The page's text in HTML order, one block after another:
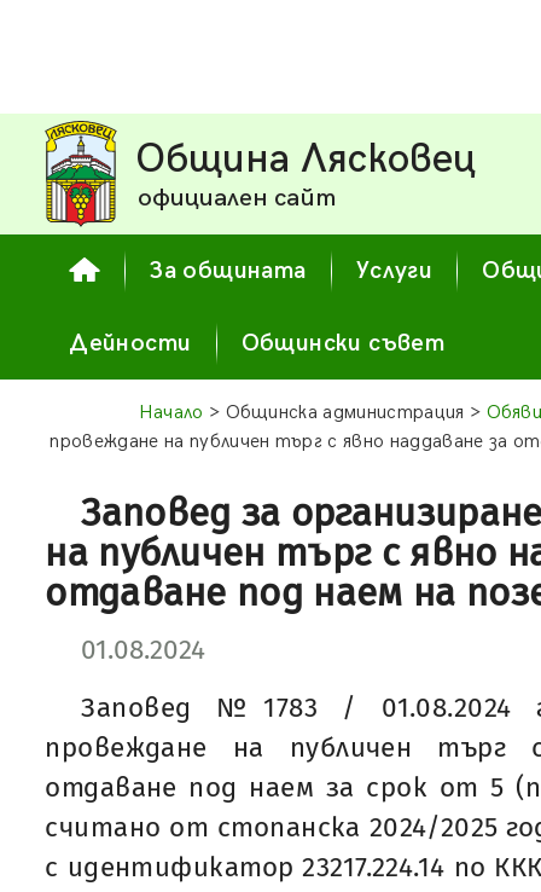
Община Лясковец
официален сайт
За общината Услуги
Дейности Общински съвет
Начало > Общинска администрация >
провеждане на публичен търг с явно наддаване за
Заповед за
на публичен търг с явно
отдаване под наем на
01.08.2024
Заповед №1783 / 01.08.2024
провеждане на публичен търг
отдаване под наем за срок от 5
считано от стопанска 2024/2025
с идентификатор 23217.224.14 по